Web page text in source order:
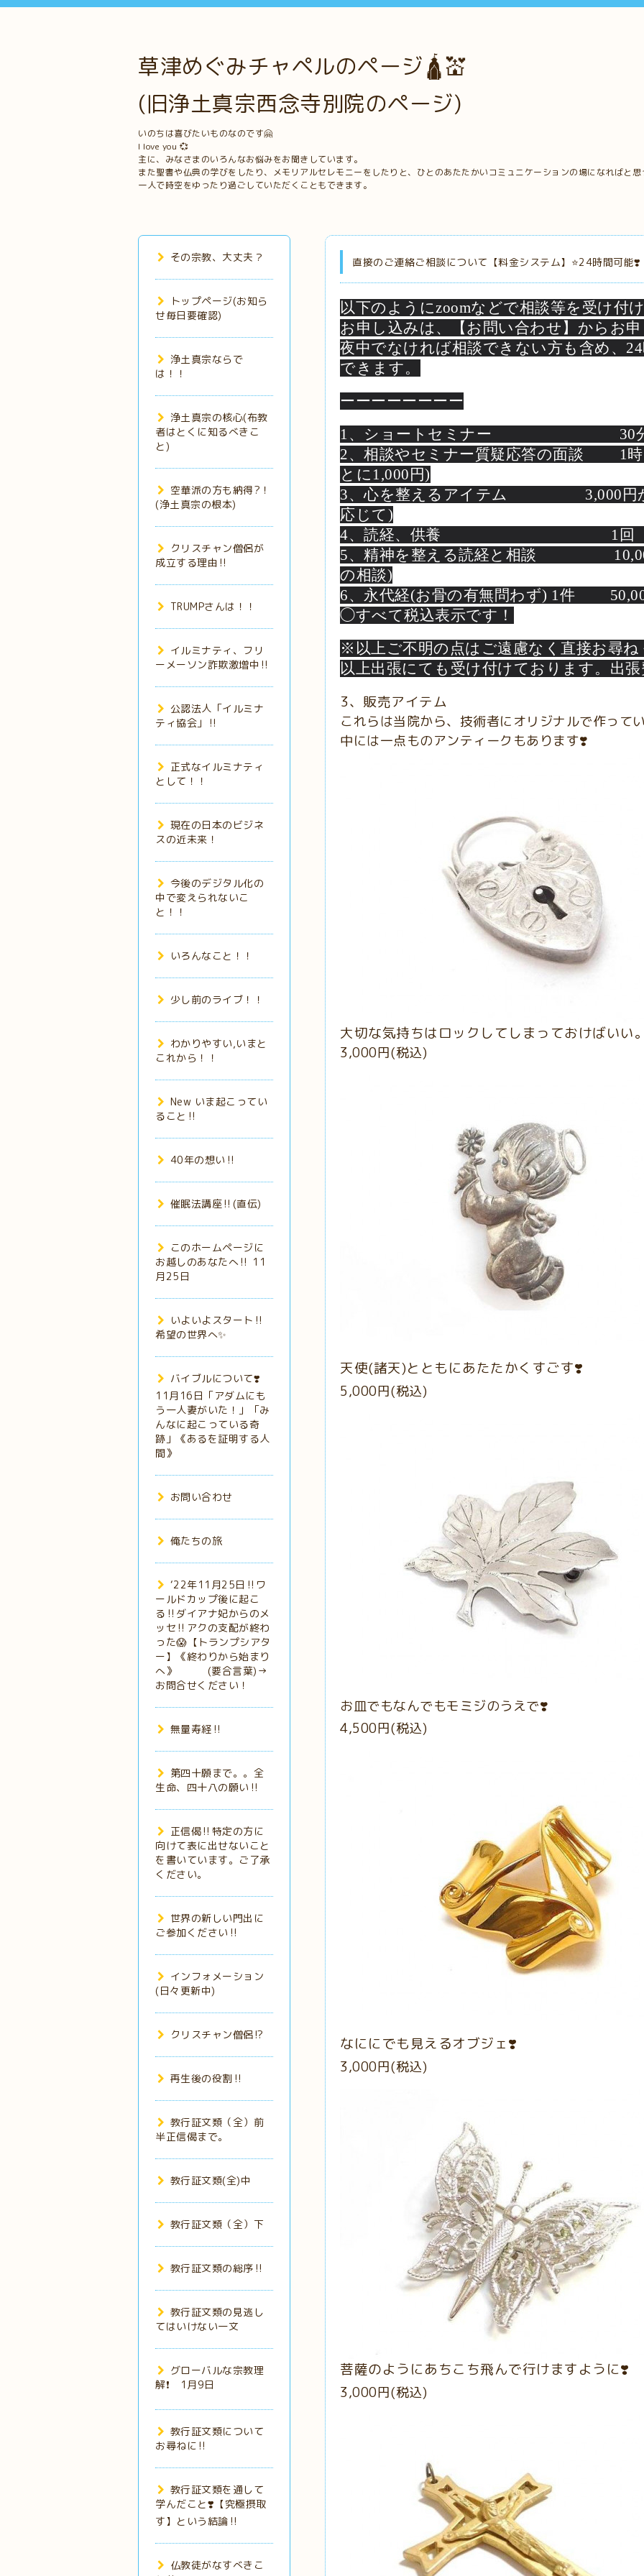
草津めぐみチャペルのページ🛕💒
(旧浄土真宗西念寺別院のページ)
いのちは喜びたいものなのです🤗
I love you 💞
主に、みなさまのいろんなお悩みをお聞きしています。
また聖書や仏典の学びをしたり、メモリアルセレモニーをしたりと、ひとのあたたかいコミュニケーションの場になればと
一人で時空をゆったり過ごしていただくこともできます。
直接のご連絡ご相談について【料金システム】⭐️24時間可能❣️
以下のようにzoomなどで相談等を受け付
お申し込みは、【お問い合わせ】から
夜中でなければ相談できない方も含め、
できます。
ーーーーーーーー
1、 ショートセミナー 30分
2、相談やセミナー質疑応答の面談 1時
とに1,000円)
3、心を整えるアイテム 3,000円か
応じて)
4、読経、供養 1回
5、精神を整える読経と相談 10,000
の相談)
6、永代経(お骨の有無問わず) 1件
◯すべて税込表示です！
※以上ご不明の点はご遠慮なく直接お尋
以上出張にても 受け付けております。出
3、販売アイテム
これらは当院から、技術者にオリジナルで作って
中には一点ものアンティークもあります❣️
大切な気持ちはロックしてしまっておけばいい
3,000円(税込)
天使(諸天)とともにあたたかくすごす❣️
5,000円(税込)
お皿でもなんでもモミジのうえで❣️
4,500円(税込)
なににでも見えるオブジェ❣️
3,000円(税込)
菩薩のようにあちこち飛んで行けますように❣️
3,000円(税込)
その宗教、大丈夫？
トップページ(お知ら
せ毎日要確認)
浄土真宗ならで
は！！
浄土真宗の核心(布教
者はとくに知るべきこ
と)
空華派の方も納得?！
(浄土真宗の根本)
クリスチャン僧侶が
成立する理由‼️
TRUMPさんは！！
イルミナティ、フリ
ーメーソン詐欺激増中‼️
公認法人「イルミナ
ティ協会」‼️
正式なイルミナティ
として！！
現在の日本のビジネ
スの近未来！
今後のデジタル化の
中で変えられないこ
と！！
いろんなこと！！
少し前のライブ！！
わかりやすい,いまと
これから！！
New いま起こってい
ること‼️
40年の想い‼️
催眠法講座‼️(直伝)
このホームページに
お越しのあなたへ‼️ 11
月25日
いよいよスタート‼️
希望の世界へ✨
バイブルについて❣️
11月16日「アダムにも
う一人妻がいた！」「み
んなに起こっている奇
跡」《あるを証明する人
間》
お問い合わせ
俺たちの旅
‘22年11月25日‼️ワ
ールドカップ後に起こ
る‼️ダイアナ妃からのメ
ッセ‼️アクの支配が終わ
った😱【トランプシアタ
ー】《終わりから始まり
へ》 (要合言葉)→
お問合せください！
無量寿経‼️
第四十願まで。。全
生命、四十八の願い‼️
正信偈‼️特定の方に
向けて表に出せないこと
を書いています。ご了承
ください。
世界の新しい門出に
ご参加ください‼️
インフォメーション
(日々更新中)
クリスチャン僧侶⁉️
再生後の役割‼️
教行証文類（全）前
半正信偈まで。
教行証文類(全)中
教行証文類（全）下
教行証文類の総序‼️
教行証文類の見逃し
てはいけない一文
グローバルな宗教理
解❗️ 1月9日
教行証文類について
お尋ねに‼️
教行証文類を通して
学んだこと❣️【究極摂取
す】という結論‼️
仏教徒がなすべきこ